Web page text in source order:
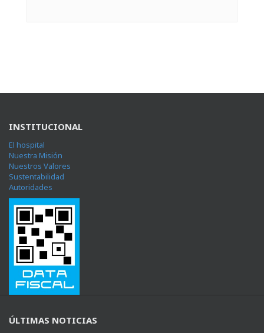
INSTITUCIONAL
El hospital
Nuestra Misión
Nuestros Valores
Sustentabilidad
Autoridades
ÚLTIMAS NOTICIAS